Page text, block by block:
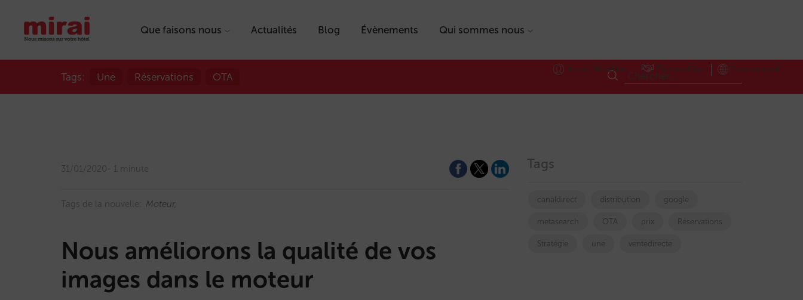
Que faisons nous Actualités Blog Évènements Qui sommes nous
Accès Hôteliers Partnerships International
Tags: Une Réservations OTA
31/01/2020 1 minute
Tags de la nouvelle: Moteur
Nous améliorons la qualité de vos
images dans le moteur
Tags
canaldirect distribution google
metasearch OTA prix Réservations
Stratégie une ventedirecte